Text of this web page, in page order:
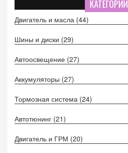
КАТЕГОРИИ
Двигатель и масла (44)
Шины и диски (29)
Автоосвещение (27)
Аккумуляторы (27)
Тормозная система (24)
Автотюнинг (21)
Двигатель и ГРМ (20)